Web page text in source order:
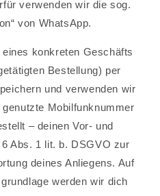
verwenden wir die sog.
von WhatsApp.
konkreten Geschäfts
Bestellung) per
und verwenden wir
Mobilfunknummer
– deinen Vor- und
Abs. 1 lit. b. DSGVO zur
deines Anliegens. Auf
werden wir dich